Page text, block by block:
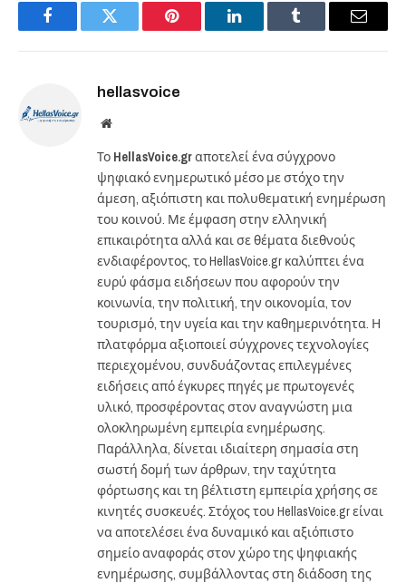
FacebookTwitter Pinterest LinkedInTumblr Email
hellasvoice
Website
Το HellasVoice.grαποτελεί ένα σύγχρονο
ψηφιακό ενημερωτικό μέσο με στόχο την
άμεση, αξιόπιστη και πολυθεματική ενημέρωση
του κοινού. Με έμφαση στην ελληνική
επικαιρότητα αλλά και σε θέματα διεθνούς
ενδιαφέροντος, το HellasVoice.gr καλύπτει ένα
ευρύ φάσμα ειδήσεων που αφορούν την
κοινωνία, την πολιτική, την οικονομία, τον
τουρισμό, την υγεία και την καθημερινότητα. Η
πλατφόρμα αξιοποιεί σύγχρονες τεχνολογίες
περιεχομένου, συνδυάζοντας επιλεγμένες
ειδήσεις από έγκυρες πηγές με πρωτογενές
υλικό, προσφέροντας στον αναγνώστη μια
ολοκληρωμένη εμπειρία ενημέρωσης.
Παράλληλα, δίνεται ιδιαίτερη σημασία στη
σωστή δομή των άρθρων, την ταχύτητα
φόρτωσης και τη βέλτιστη εμπειρία χρήσης σε
κινητές συσκευές. Στόχος του HellasVoice.gr είναι
να αποτελέσει ένα δυναμικό και αξιόπιστο
σημείο αναφοράς στον χώρο της ψηφιακής
ενημέρωσης, συμβάλλοντας στη διάδοση της